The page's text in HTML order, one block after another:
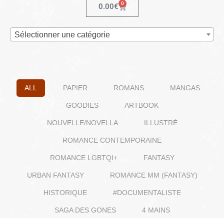
0.00€ 0
Sélectionner une catégorie
ALL PAPIER ROMANS MANGAS
GOODIES ARTBOOK
NOUVELLE/NOVELLA ILLUSTRÉ
ROMANCE CONTEMPORAINE
ROMANCE LGBTQI+ FANTASY
URBAN FANTASY ROMANCE MM (FANTASY)
HISTORIQUE #DOCUMENTALISTE
SAGA DES GONES 4 MAINS